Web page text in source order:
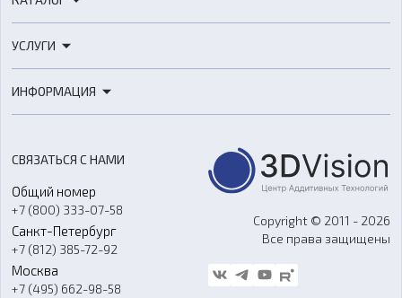
3D-сканеры
Расходные материалы
Оборудование и материалы для вакуумного литья
Аксессуары и прочее оборудование
Программное обеспечение
УСЛУГИ
3D-моделирование
Ремонт и услуги
ИНФОРМАЦИЯ
О компании
Контакты
Гос. закупки
Стать дилером
Блог
СВЯЗАТЬСЯ С НАМИ
Общий номер
+7 (800) 333-07-58
Санкт-Петербург
+7 (812) 385-72-92
Москва
+7 (495) 662-98-58
Copyright © 2011 - 2026
Все права защищены